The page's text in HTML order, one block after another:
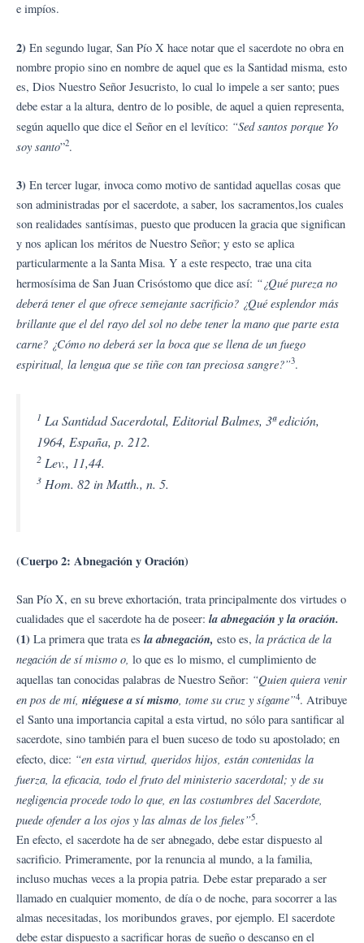
e impíos.
2) En segundo lugar, San Pío X hace notar que el sacerdote no obra en
nombre propio sino en nombre de aquel que es la Santidad misma, esto
es, Dios Nuestro Señor Jesucristo, lo cual lo impele a ser santo; pues
debe estar a la altura, dentro de lo posible, de aquel a quien representa,
según aquello que dice el Señor en el levítico: “Sed santos porque Yo
soy santo”2.
3) En tercer lugar, invoca como motivo de santidad aquellas cosas que
son administradas por el sacerdote, a saber, los sacramentos,los cuales
son realidades santísimas, puesto que producen la gracia que significan
y nos aplican los méritos de Nuestro Señor; y esto se aplica
particularmente a la Santa Misa. Y a este respecto, trae una cita
hermosísima de San Juan Crisóstomo que dice así: “¿Qué pureza no
deberá tener el que ofrece semejante sacrificio? ¿Qué esplendor más
brillante que el del rayo del sol no debe tener la mano que parte esta
carne? ¿Cómo no deberá ser la boca que se llena de un fuego
espiritual, la lengua que se tiñe con tan preciosa sangre?”3.
1 La Santidad Sacerdotal, Editorial Balmes, 3ª edición,
1964, España, p. 212.
2 Lev., 11,44.
3 Hom. 82 in Matth., n. 5.
(Cuerpo 2: Abnegación y Oración)
San Pío X, en su breve exhortación, trata principalmente dos virtudes o
cualidades que el sacerdote ha de poseer: la abnegación y la oración.
(1) La primera que trata es la abnegación, esto es, la práctica de la
negación de sí mismo o, lo que es lo mismo, el cumplimiento de
aquellas tan conocidas palabras de Nuestro Señor: “Quien quiera venir
en pos de mí, niéguese a sí mismo, tome su cruz y sígame”4. Atribuye
el Santo una importancia capital a esta virtud, no sólo para santificar al
sacerdote, sino también para el buen suceso de todo su apostolado; en
efecto, dice: “en esta virtud, queridos hijos, están contenidas la
fuerza, la eficacia, todo el fruto del ministerio sacerdotal; y de su
negligencia procede todo lo que, en las costumbres del Sacerdote,
puede ofender a los ojos y las almas de los fieles”5.
En efecto, el sacerdote ha de ser abnegado, debe estar dispuesto al
sacrificio. Primeramente, por la renuncia al mundo, a la familia,
incluso muchas veces a la propia patria. Debe estar preparado a ser
llamado en cualquier momento, de día o de noche, para socorrer a las
almas necesitadas, los moribundos graves, por ejemplo. El sacerdote
debe estar dispuesto a sacrificar horas de sueño o descanso en el